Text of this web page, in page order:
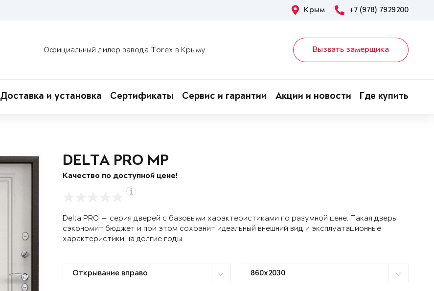
Крым +7 (978) 7929200
Официальный дилер завода Torex в Крыму Вызвать замерщика
Доставка и установка Сертификаты Сервис и гарантии Акции и новости Где купить
DELTA PRO MP
Качество по доступной цене!
Delta PRO — серия дверей с базовыми характеристиками по разумной цене. Такая дверь
сэкономит бюджет и при этом сохранит идеальный внешний вид и эксплуатационные
характеристики на долгие годы.